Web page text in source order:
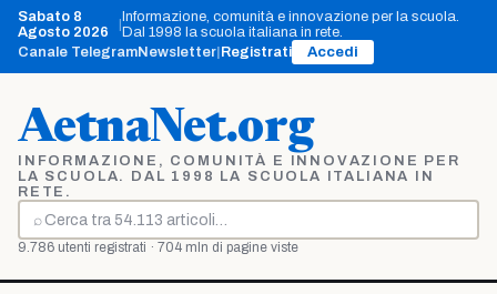
Vai
contenuto
Sabato 8
Agosto 2026
Informazione, comunità e innovazione per la scuola.
Dal 1998 la scuola italiana in rete.
Canale TelegramNewsletter Registrati Accedi
AetnaNet.org
INFORMAZIONE, COMUNITÀ E INNOVAZIONE PER
LA SCUOLA. DAL 1998 LA SCUOLA ITALIANA IN
RETE.
⌕
Cerca
9.786 utenti registrati · 704 mln di pagine viste